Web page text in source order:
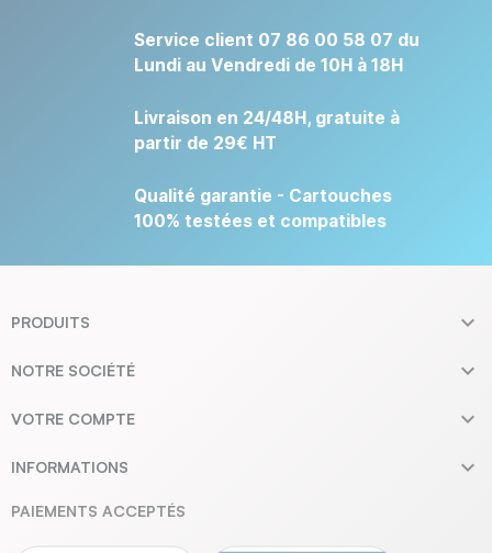
Service client 07 86 00 58 07 du
Lundi au Vendredi de 10H à 18H
Livraison en 24/48H, gratuite à
partir de 29€ HT
Qualité garantie - Cartouches
100% testées et compatibles
PRODUITS 
NOTRE SOCIÉTÉ 
VOTRE COMPTE 
INFORMATIONS 
PAIEMENTS ACCEPTÉS